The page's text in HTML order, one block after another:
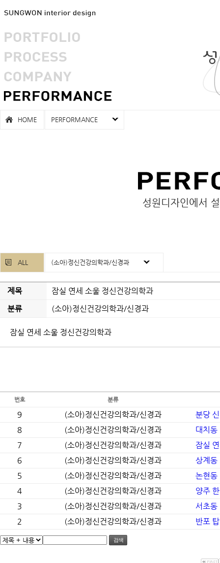
성원디자인에서
HOME PERFORMANCE
ALL (소아)정신건강의학과/신경과
제목
잠실 연세 소울 정신건강의학과
분류
(소아)정신건강의학과/신경과
잠실 연세 소울 정신건강의학과
번호 분류
9 (소아)정신건강의학과/신경과
분당
8
(소아)정신건강의학과/신경과
대치동
7
(소아)정신건강의학과/신경과
잠실
6
(소아)정신건강의학과/신경과
상계동
5
(소아)정신건강의학과/신경과
논현동
4
(소아)정신건강의학과/신경과
양주
3
(소아)정신건강의학과/신경과
서초동
2
(소아)정신건강의학과/신경과 반포
검색